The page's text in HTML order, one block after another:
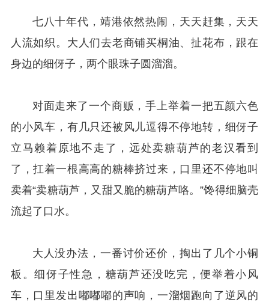
七八十年代，靖港依然热闹，天天赶集，天天
人流如织。大人们去老商铺买桐油、扯花布，跟在
身边的细伢子，两个眼珠子圆溜溜。
对面走来了一个商贩，手上举着一把五颜六色
的小风车，有几只还被风儿逗得不停地转，细伢子
立马赖着原地不走了，远处卖糖葫芦的老汉看到
了，扛着一根高高的糖棒挤过来，口里还不停地叫
卖着“卖糖葫芦，又甜又脆的糖葫芦咯。”馋得细脑壳
流起了口水。
大人没办法，一番讨价还价，掏出了几个小铜
板。细伢子性急，糖葫芦还没吃完，便举着小风
车，口里发出嘟嘟嘟的声响，一溜烟跑向了逆风的